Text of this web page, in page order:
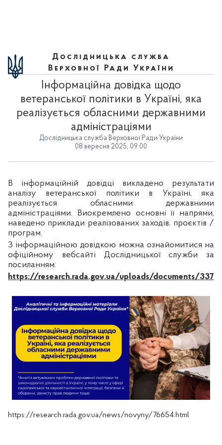
Дослідницька служба
Верховної Ради України
Інформаційна довідка щодо
ветеранської політики в Україні, яка
реалізується обласними державними
адміністраціями
Дослідницька служба Верховної Ради України
08 вересня 2025, 09:00
В інформаційній довідці викладено результати
аналізу ветеранської політики в Україні, яка
реалізується обласними державними
адміністраціями. Виокремлено основні її напрями,
наведено приклади реалізованих заходів, проєктів /
програм.
З інформаційною довідкою можна ознайомитися на
офіційному вебсайті Дослідницької служби за
посиланням:
https://research.rada.gov.ua/uploads/documents/
https://research.rada.gov.ua/news/novyny/76654.html